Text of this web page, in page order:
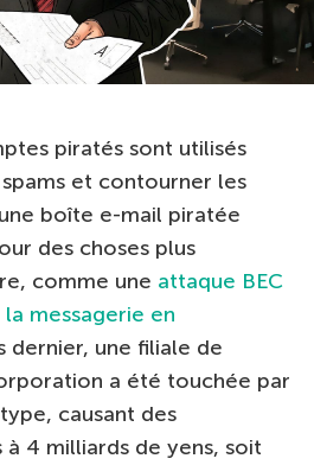
piratés sont utilisés
et contourner les
boîte e-mail piratée
des choses plus
comme une attaque BEC
messagerie en
dernier, une filiale de
a été touchée par
causant des
4 milliards de yens, soit